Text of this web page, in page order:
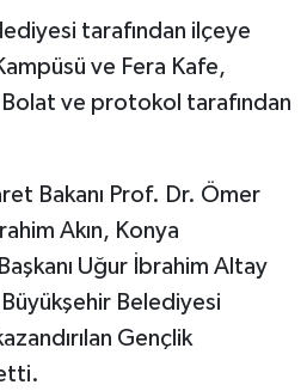
tarafından ilçeye
ve Fera Kafe,
ve protokol tarafından
Bakanı Prof. Dr. Ömer
Akın, Konya
Uğur İbrahim Altay
Belediyesi
Gençlik